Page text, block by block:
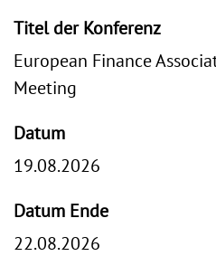
Titel der Konferenz
European Finance
Meeting
Datum
19.08.2026
Datum Ende
22.08.2026